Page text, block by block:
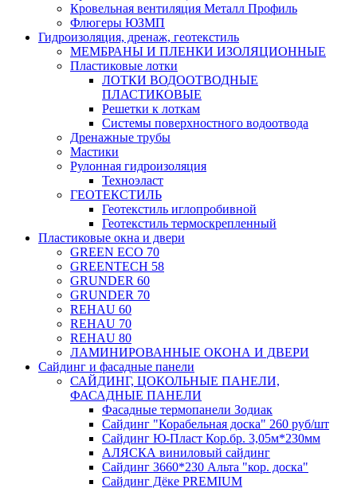
Кровельная вентиляция Металл Профиль
Флюгеры ЮЗМП
Гидроизоляция, дренаж, геотекстиль
МЕМБРАНЫ И ПЛЕНКИ ИЗОЛЯЦИОННЫЕ
Пластиковые лотки
ЛОТКИ ВОДООТВОДНЫЕ
ПЛАСТИКОВЫЕ
Решетки к лоткам
Системы поверхностного водоотвода
Дренажные трубы
Мастики
Рулонная гидроизоляция
Техноэласт
ГЕОТЕКСТИЛЬ
Геотекстиль иглопробивной
Геотекстиль термоскрепленный
Пластиковые окна и двери
GREEN ECO 70
GREENTECH 58
GRUNDER 60
GRUNDER 70
REHAU 60
REHAU 70
REHAU 80
ЛАМИНИРОВАННЫЕ ОКОНА И ДВЕРИ
Сайдинг и фасадные панели
САЙДИНГ, ЦОКОЛЬНЫЕ ПАНЕЛИ,
ФАСАДНЫЕ ПАНЕЛИ
Фасадные термопанели Зодиак
Сайдинг "Корабельная доска" 260 руб/шт
Сайдинг Ю-Пласт Кор.бр. 3,05м*230мм
АЛЯСКА виниловый сайдинг
Сайдинг 3660*230 Альта "кор. доска"
Сайдинг Дёке PREMIUM